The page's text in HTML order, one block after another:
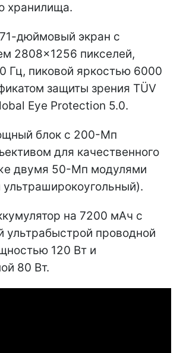
хранилища.
дюймовый экран с
2808×1256 пикселей,
Гц, пиковой яркостью 6000
защиты зрения TÜV
Eye Protection 5.0.
блок с 200-Мп
для качественного
двумя 50-Мп модулями
ультраширокоугольный).
на 7200 мАч с
ультрабыстрой проводной
120 Вт и
80 Вт.